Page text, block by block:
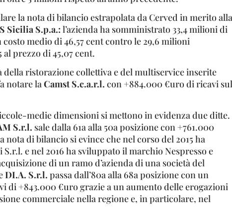
la nota di bilancio estrapolata da Cerved in merito alla
Sicilia S.p.a.: l’azienda ha somministrato 33,4 milioni di
medio di 46,57 cent contro le 29,6 milioni
al prezzo di 45,07 cent.
della ristorazione collettiva e del multiservice inserite
notare laCamst S.c.a.r.l. con +884.000 €uro di ricavi sul
medie dimensioni si mettono in evidenza due ditte.
S.r.l. sale dalla 61a alla 50a posizione con +761.000
di bilancio si evince che nel corso del 2015 ha
e nel 2016 ha sviluppato il marchio Nespresso e
di un ramo d’azienda di una società del
DI.A. S.r.l. passa dall’80a alla 68a posizione con un
di +843.000 €uro grazie a un aumento delle erogazioni
commerciale nella regione e, in particolare, nel